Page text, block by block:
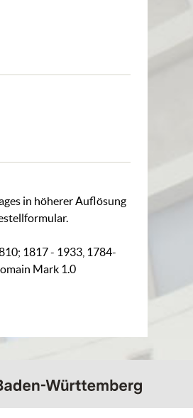
in höherer Auflösung
.
1817 - 1933, 1784-
Mark 1.0